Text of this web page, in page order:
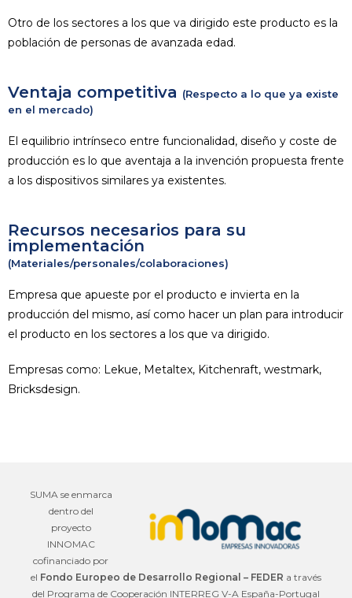
Otro de los sectores a los que va dirigido este producto es la
población de personas de avanzada edad.
Ventaja competitiva (Respecto a lo que ya existe
en el mercado)
El equilibrio intrínseco entre funcionalidad, diseño y coste de
producción es lo que aventaja a la invención propuesta frente
a los dispositivos similares ya existentes.
Recursos necesarios para su
implementación
(Materiales/personales/colaboraciones)
Empresa que apueste por el producto e invierta en la
producción del mismo, así como hacer un plan para introducir
el producto en los sectores a los que va dirigido.
Empresas como: Lekue, Metaltex, Kitchenraft, westmark,
Bricksdesign.
SUMA se enmarca
dentro del
proyecto
INNOMAC
cofinanciado por
el Fondo Europeo de Desarrollo Regional – FEDER a través
del Programa de Cooperación INTERREG V-A España-Portugal